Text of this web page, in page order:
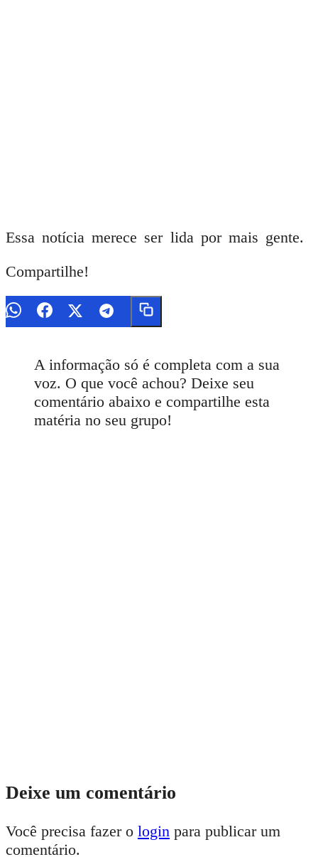
Essa notícia merece ser lida por mais gente.
Compartilhe!
A informação só é completa com a sua
voz. O que você achou? Deixe seu
comentário abaixo e compartilhe esta
matéria no seu grupo!
Deixe um comentário
Você precisa fazer o login para publicar um
comentário.